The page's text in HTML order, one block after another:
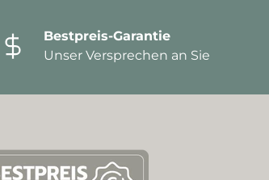
Bestpreis-Garantie
Unser Versprechen an Sie